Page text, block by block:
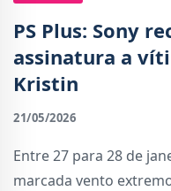
PS Plus: Sony
assinatura a
Kristin
21/05/2026
Entre 27 para 28 de
marcada vento